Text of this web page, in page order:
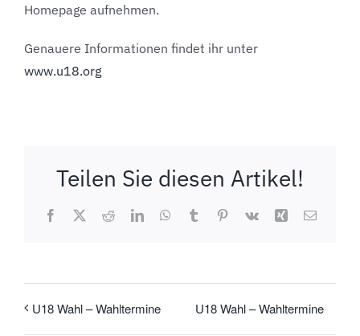
Homepage aufnehmen.
Genauere Informationen findet ihr unter
www.u18.org
Teilen Sie diesen Artikel!
Facebook
X RedditLinkedInWhatsApp
TumblrPinterest
Vk Xing E-
U18 Wahl – Wahltermine U18 Wahl – Wahltermine